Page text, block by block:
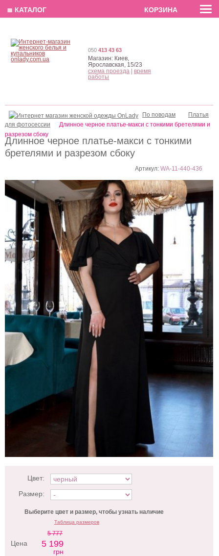
EN РУС
Длинное черное платье-макси с тонкими
бретелями и разрезом сбоку
Артикул:WA-11-440-436
Цвет:
Размер:
Выберите цвет и размер, чтобы узнать наличие
Таблица размеров
Цена
5 777
5 199
грн
По поводам
Платья
для фотосессии
Длинное черное платье-макси с тонкими бретелями и
разрезом сбоку
050 413 43 63
Магазин: Киев,
Ярославская, 15/23
схема проезда
время
работы
≣ КАТАЛОГ КОРЗИНА